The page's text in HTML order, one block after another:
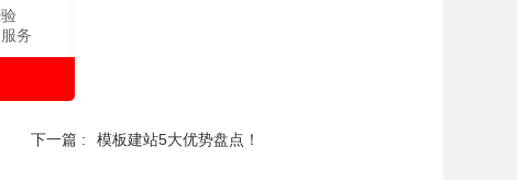
务
下一篇 : 模板建站5大优势盘点！